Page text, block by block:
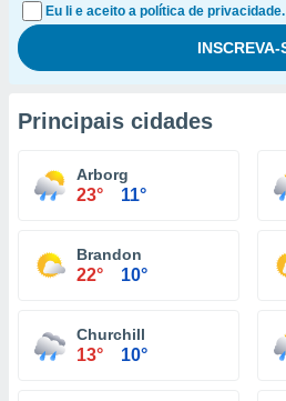
Eu li e aceito a política de privacidade.
Principais cidades
Arborg
23° 11°
Brandon
22° 10°
Churchill
13° 10°